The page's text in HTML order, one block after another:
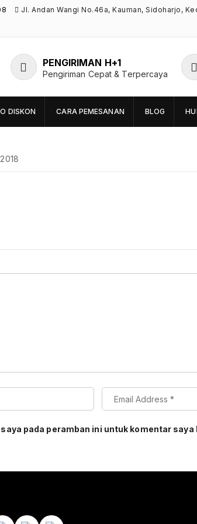
Jl. Andan Wangi No.46a, Kauman, Sidoharjo,
PENGIRIMAN H+1
Pengiriman Cepat & Terpercaya
DISKON CARA PEMESANAN BLOG
pada peramban ini untuk komentar saya